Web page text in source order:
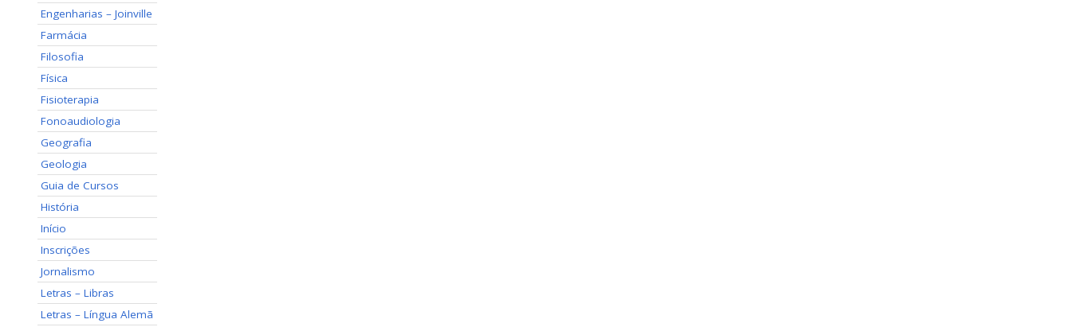
Engenharias – Joinville
Farmácia
Filosofia
Física
Fisioterapia
Fonoaudiologia
Geografia
Geologia
Guia de Cursos
História
Início
Inscrições
Jornalismo
Letras – Libras
Letras – Língua Alemã